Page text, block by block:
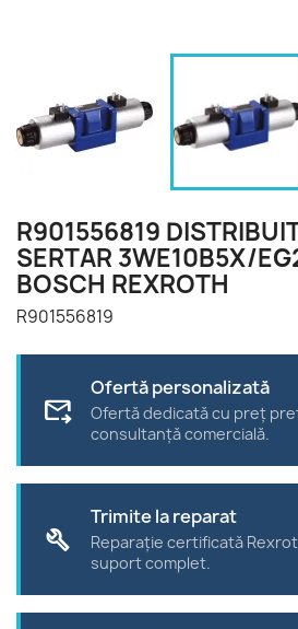
R901556819
SERTAR 3WE10B5X/
BOSCH REXROTH
R901556819
forward_to_inbox
Ofertă personalizată
Ofertă dedicată cu preț
consultanță comercială.
build
Trimite la reparat
Reparație certificată
suport complet.